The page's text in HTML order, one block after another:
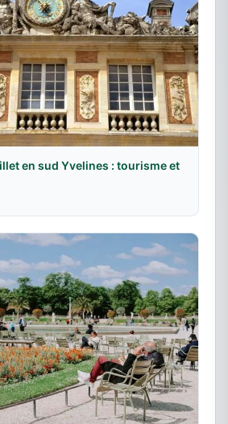
en sud Yvelines : tourisme et